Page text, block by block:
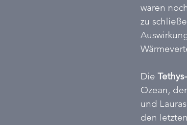
waren
zu
Die
Ozean,
und
den